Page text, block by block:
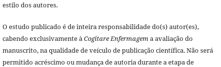
estilo dos autores.
O estudo publicado é de inteira responsabilidade do(s) autor(es),
cabendo exclusivamente àCogitare Enfermagema avaliação do
manuscrito, na qualidade de veículo de publicação científica. Não será
permitido acréscimo ou mudança de autoria durante a etapa de